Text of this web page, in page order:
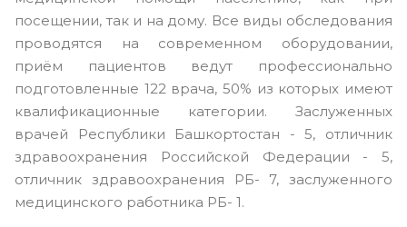
посещении, так и на дому. Все виды обследования
проводятся на современном оборудовании,
приём пациентов ведут профессионально
подготовленные 122 врача, 50% из которых имеют
квалификационные категории. Заслуженных
врачей Республики Башкортостан - 5, отличник
здравоохранения Российской Федерации - 5,
отличник здравоохранения РБ- 7, заслуженного
медицинского работника РБ- 1.